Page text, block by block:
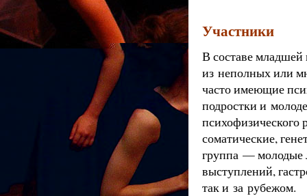
Участники
В составе
из неполных или
часто имеющие
подростки и
соматические,
группа — молодые
выступлений,
так и за рубежом.